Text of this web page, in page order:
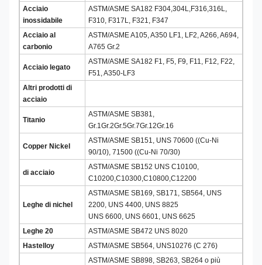
Acciaio
inossidabile
ASTM/ASME SA182 F304,304L,F316,316L,
F310, F317L, F321, F347
Acciaio al
carbonio
ASTM/ASME A105, A350 LF1, LF2, A266, A694,
A765 Gr.2
Acciaio legato
ASTM/ASME SA182 F1, F5, F9, F11, F12, F22,
F51, A350-LF3
Altri prodotti di
acciaio
Titanio
ASTM/ASME SB381,
Gr.1Gr.2Gr.5Gr.7Gr.12Gr.16
Copper Nickel
ASTM/ASME SB151, UNS 70600 ((Cu-Ni
90/10), 71500 ((Cu-Ni 70/30)
di acciaio
ASTM/ASME SB152 UNS C10100,
C10200,C10300,C10800,C12200
Leghe di nichel
ASTM/ASME SB169, SB171, SB564, UNS
2200, UNS 4400, UNS 8825
UNS 6600, UNS 6601, UNS 6625
Leghe 20
ASTM/ASME SB472 UNS 8020
Hastelloy
ASTM/ASME SB564, UNS10276 (C 276)
ASTM/ASME SB898, SB263, SB264 o più